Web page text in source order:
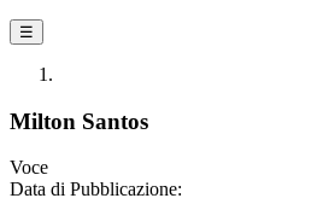
☰
Milton Santos
Voce
Data di Pubblicazione: